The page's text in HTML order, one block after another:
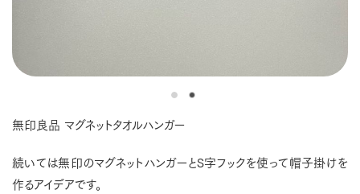
無印良品 マグネットタオルハンガー
続いては無印のマグネットハンガーとS字フックを使って帽子掛けを
作るアイデアです。